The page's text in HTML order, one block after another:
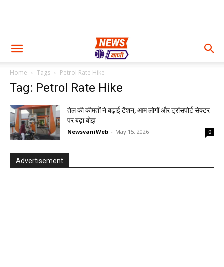
Home Tags Petrol Rate Hike
Tag: Petrol Rate Hike
तेल की कीमतों ने बढ़ाई टेंशन, आम लोगों और ट्रांसपोर्ट सेक्टर
पर बढ़ा बोझ
NewsvaniWeb - May 15, 2026 0
Advertisement